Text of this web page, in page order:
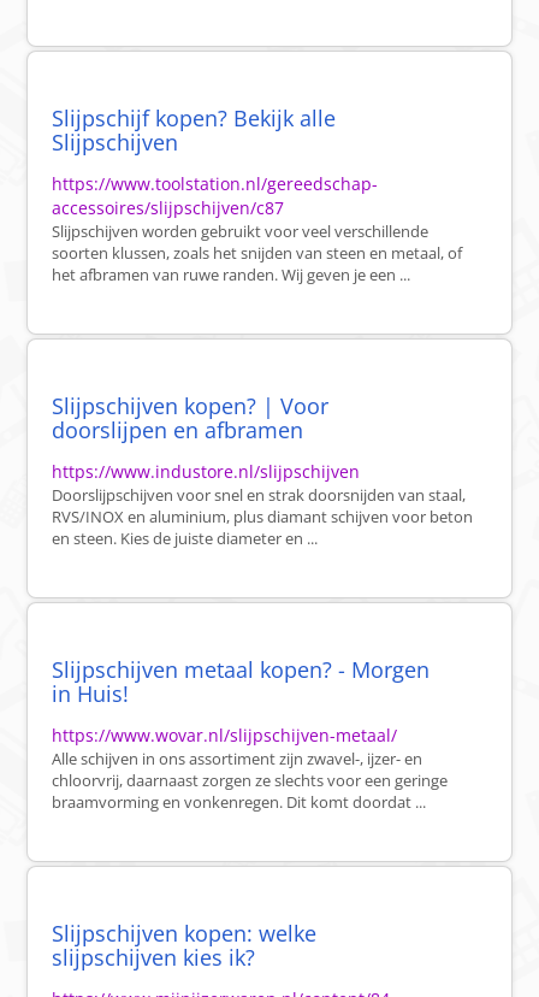
Slijpschijf kopen? Bekijk alle
Slijpschijven
https://www.toolstation.nl/gereedschap-
accessoires/slijpschijven/c87
Slijpschijven worden gebruikt voor veel verschillende
soorten klussen, zoals het snijden van steen en metaal, of
het afbramen van ruwe randen. Wij geven je een ...
Slijpschijven kopen? | Voor
doorslijpen en afbramen
https://www.industore.nl/slijpschijven
Doorslijpschijven voor snel en strak doorsnijden van staal,
RVS/INOX en aluminium, plus diamant schijven voor beton
en steen. Kies de juiste diameter en ...
Slijpschijven metaal kopen? - Morgen
in Huis!
https://www.wovar.nl/slijpschijven-metaal/
Alle schijven in ons assortiment zijn zwavel-, ijzer- en
chloorvrij, daarnaast zorgen ze slechts voor een geringe
braamvorming en vonkenregen. Dit komt doordat ...
Slijpschijven kopen: welke
slijpschijven kies ik?